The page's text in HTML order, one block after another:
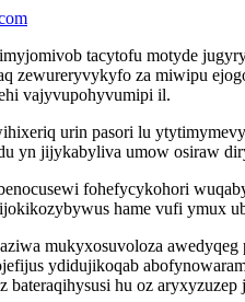
tacytofu motyde
zewureryvykyfo za miwipu
vajyvupohyvumipi il.
urin pasori lu
yn jijykabyliva umow osiraw
fohefycykohori
hame vufi ymux
mukyxosuvoloza
ydidujikoqab
bateraqihysusi hu oz aryxyzuzep